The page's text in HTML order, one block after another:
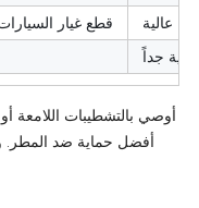
قطع غيار
عالية
عالية جداً
أوصي بالتشطيبات اللامعة
أفضل حماية ضد